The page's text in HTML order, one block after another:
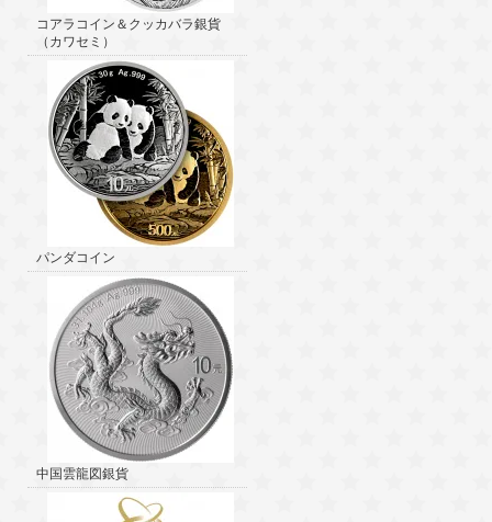
コアラコイン＆クッカバラ銀貨
（カワセミ）
パンダコイン
中国雲龍図銀貨